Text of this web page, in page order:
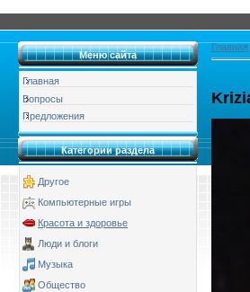
Меню сайта
Главная
Вопросы
Предложения
Категории раздела
Другое
Компьютерные игры
Красота и здоровье
Люди и блоги
Музыка
Общество
Главная